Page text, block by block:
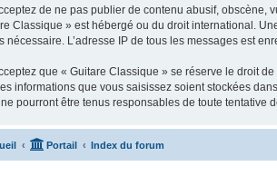
de ne pas publier de contenu abusif, obscène,
Classique » est hébergé ou du droit international.
nécessaire. L’adresse IP de tous les messages est
que « Guitare Classique » se réserve le droit
informations que vous saisissez soient stockées
pourront être tenus responsables de toute tentative
Portail Index du forum